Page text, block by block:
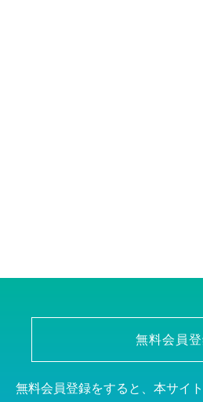
無料会員
無料会員登録をすると、本サイ